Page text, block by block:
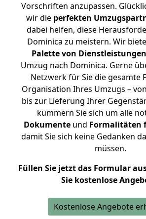
Vorschriften anzupassen.
wir die perfekten
dabei helfen, diese
Dominica zu meistern. Wir
Palette von Dienstleistungen
Umzug nach Dominica. Gerne
Netzwerk für Sie die gesamte
Organisation Ihres Umzugs –
bis zur Lieferung Ihrer
kümmern Sie sich um alle
Dokumente und Formalitäten
damit Sie sich keine Gedanken
müssen.
Füllen Sie jetzt das Formular
Sie kostenlose
Kostenlose Angebote